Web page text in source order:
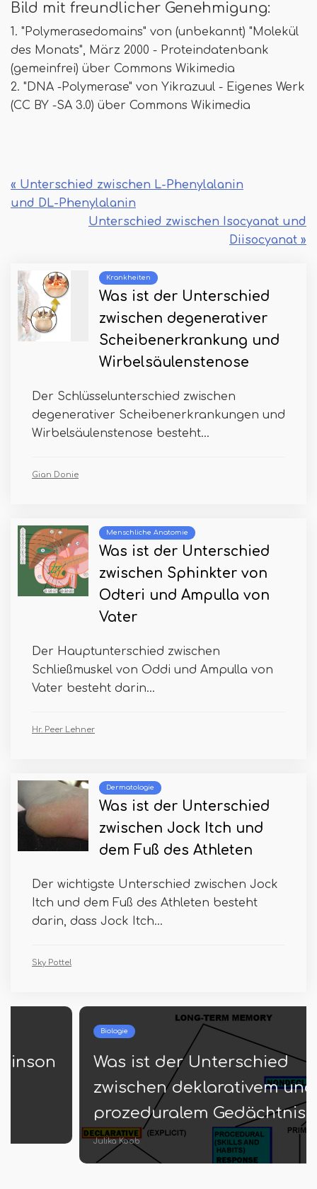
Bild mit freundlicher Genehmigung:
1. "Polymerasedomains" von (unbekannt) "Molekül
des Monats", März 2000 - Proteindatenbank
(gemeinfrei) über Commons Wikimedia
2. "DNA -Polymerase" von Yikrazuul - Eigenes Werk
(CC BY -SA 3.0) über Commons Wikimedia
« Unterschied zwischen L-Phenylalanin
und DL-Phenylalanin
Unterschied zwischen Isocyanat und
Diisocyanat »
Krankheiten
Was ist der Unterschied
zwischen degenerativer
Scheibenerkrankung und
Wirbelsäulenstenose
Der Schlüsselunterschied zwischen
degenerativer Scheibenerkrankungen und
Wirbelsäulenstenose besteht...
Gian Donie
Menschliche Anatomie
Was ist der Unterschied
zwischen Sphinkter von
Odteri und Ampulla von
Vater
Der Hauptunterschied zwischen
Schließmuskel von Oddi und Ampulla von
Vater besteht darin...
Hr. Peer Lehner
Dermatologie
Was ist der Unterschied
zwischen Jock Itch und
dem Fuß des Athleten
Der wichtigste Unterschied zwischen Jock
Itch und dem Fuß des Athleten besteht
darin, dass Jock Itch...
Sky Pottel
Was ist der Unterschied
zwischen deklarativem und
prozeduralem Gedächtnis
Julika Koob